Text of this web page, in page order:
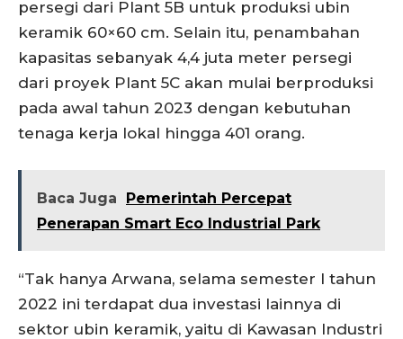
persegi dari Plant 5B untuk produksi ubin
keramik 60×60 cm. Selain itu, penambahan
kapasitas sebanyak 4,4 juta meter persegi
dari proyek Plant 5C akan mulai berproduksi
pada awal tahun 2023 dengan kebutuhan
tenaga kerja lokal hingga 401 orang.
Baca Juga
Pemerintah Percepat
Penerapan Smart Eco Industrial Park
“Tak hanya Arwana, selama semester I tahun
2022 ini terdapat dua investasi lainnya di
sektor ubin keramik, yaitu di Kawasan Industri